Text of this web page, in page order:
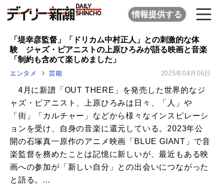
情報提供する
「堤幸彦監督」「ドリカム中村正人」との刺激的な体
験 ジャズ・ピアニストの上原ひろみが語る映画と音楽
「制約も含めて楽しめました」
エンタメ 芸能 2025年04月06日
4月に新譜「OUT THERE」を発売した世界的なジ
ャズ・ピアニスト、上原ひろみは日々、「人」や
「街」「カルチャー」などから様々なインスピレーシ
ョンを受け、自身の音楽に還元している。2023年公
開の石塚真一原作のアニメ映画「BLUE GIANT」で音
楽監督を務めたことは記憶に新しいが、最近もある映
画への参加が「新しい自分」との出会いにつながった
と語る。...